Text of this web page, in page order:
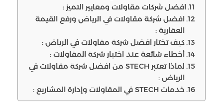
افضل شركات مقاولات ومعايير التميز :
افضل شركة مقاولات في الرياض ورفع القيمة
العقارية :
كيف تختار افضل شركة مقاولات في الرياض :
أخطاء شائعة عند اختيار شركة المقاولات :
لماذا تعتبر STECH من افضل شركة مقاولات في
الرياض :
خدمات STECH في المقاولات وإدارة المشاريع :